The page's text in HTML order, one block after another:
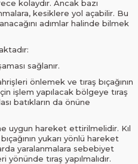
kolaydır. Ancak bazı
kesiklere yol açabilir. Bu
adımlar halinde bilmek
sağlanır.
önlemek ve tıraş bıçağının
işlem yapılacak bölgeye tıraş
batıkların da önüne
uygun hareket ettirilmelidir. Kıl
yukarı yönlü hareket
yaralanmalara sebebiyet
tıraş yapılmalıdır.